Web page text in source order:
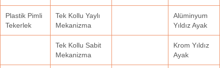
Plastik Pimli
Tekerlek
Tek Kollu Yaylı
Mekanizma
Alüminyum
Yıldız Ayak
Tek Kollu Sabit
Mekanizma
Krom Yıldız
Ayak